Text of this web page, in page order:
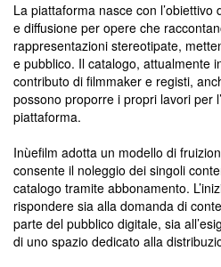
La piattaforma nasce con
e diffusione per opere che
rappresentazioni stereotipate,
e pubblico. Il catalogo, attualmente
contributo di filmmaker e registi,
possono proporre i propri lavori per
piattaforma.
Inùefilm adotta un modello di
consente il noleggio dei singoli
catalogo tramite abbonamento.
rispondere sia alla domanda di
parte del pubblico digitale, sia
di uno spazio dedicato alla